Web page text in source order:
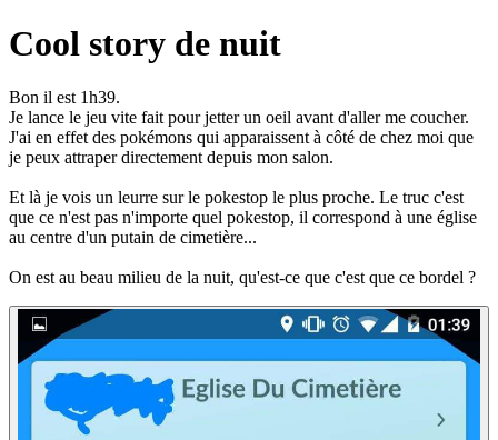
Cool story de nuit
Bon il est 1h39.
Je lance le jeu vite fait pour jetter un oeil avant d'aller me coucher.
J'ai en effet des pokémons qui apparaissent à côté de chez moi que
je peux attraper directement depuis mon salon.
Et là je vois un leurre sur le pokestop le plus proche. Le truc c'est
que ce n'est pas n'importe quel pokestop, il correspond à une église
au centre d'un putain de cimetière...
On est au beau milieu de la nuit, qu'est-ce que c'est que ce bordel ?